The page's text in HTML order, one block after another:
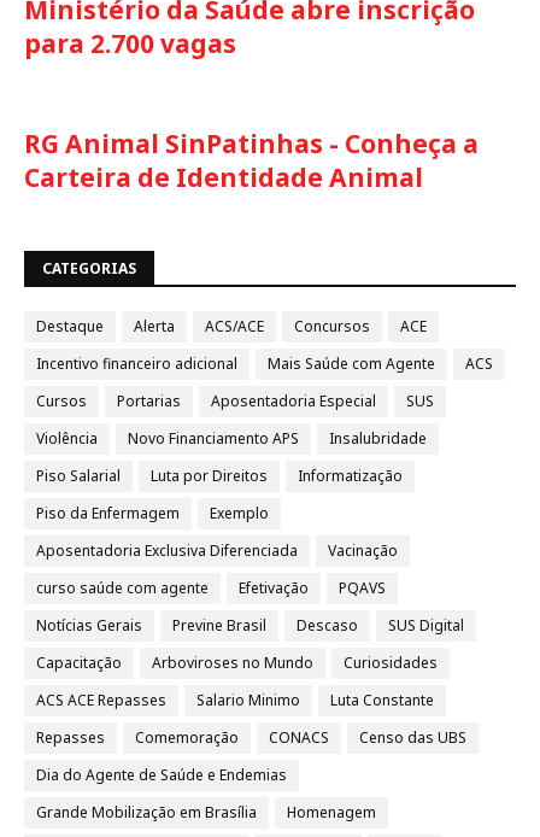
Ministério da Saúde abre inscrição
para 2.700 vagas
RG Animal SinPatinhas - Conheça a
Carteira de Identidade Animal
CATEGORIAS
Destaque Alerta ACS/ACE Concursos
ACE
Incentivo financeiro adicional
Mais Saúde com Agente
ACS
Cursos
Portarias Aposentadoria Especial
SUS
Violência
Novo Financiamento APS
Insalubridade
Piso Salarial
Luta por Direitos
Informatização
Piso da Enfermagem
Exemplo
Aposentadoria Exclusiva Diferenciada
Vacinação
curso saúde com agente
Efetivação
PQAVS
Notícias Gerais
Previne Brasil Descaso
SUS Digital
Capacitação
Arboviroses no Mundo
Curiosidades
ACS ACE Repasses
Salario Minimo
Luta Constante
Repasses
Comemoração CONACS
Censo das UBS
Dia do Agente de Saúde e Endemias
Grande Mobilização em Brasília
Homenagem